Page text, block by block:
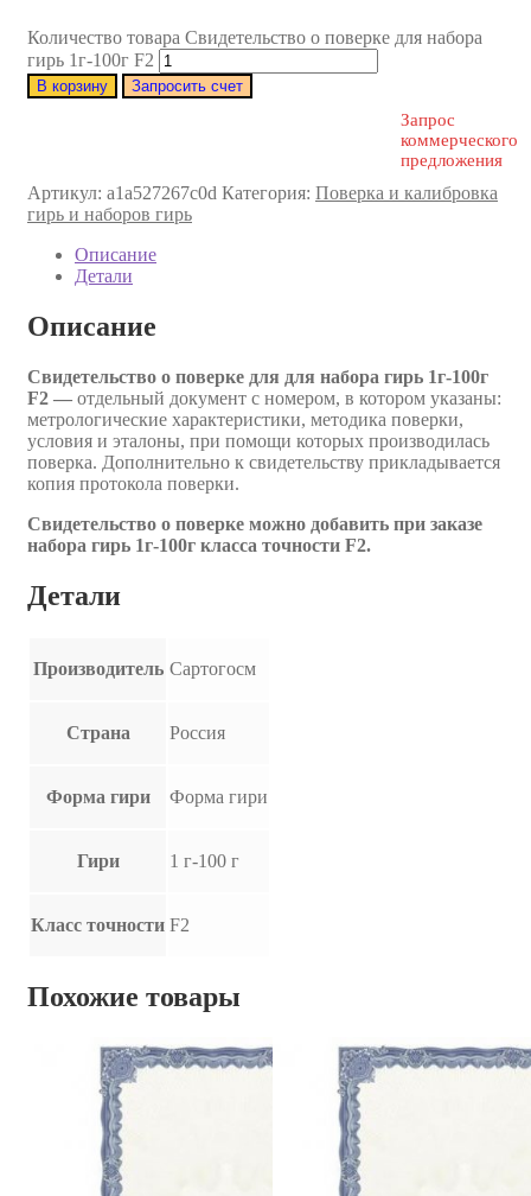
Количество товара Свидетельство о поверке для набора
гирь 1г-100г F2
В корзину Запросить счет
Запрос
коммерческого
предложения
Артикул: a1a527267c0d Категория: Поверка и калибровка
гирь и наборов гирь
Описание
Детали
Описание
Свидетельство о поверке для для набора гирь 1г-100г
F2 — отдельный документ с номером, в котором указаны:
метрологические характеристики, методика поверки,
условия и эталоны, при помощи которых производилась
поверка. Дополнительно к свидетельству прикладывается
копия протокола поверки.
Свидетельство о поверке можно добавить при заказе
набора гирь 1г-100г класса точности F2.
Детали
Производитель Сартогосм
Страна Россия
Форма гири Форма гири
Гири 1 г-100 г
Класс точности F2
Похожие товары